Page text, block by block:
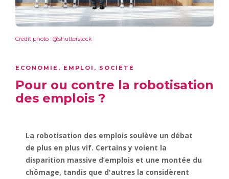
Crédit photo : @shutterstock
ECONOMIE , EMPLOI , SOCIÉTÉ
Pour ou contre la robotisation
des emplois ?
La robotisation des emplois soulève un débat
de plus en plus vif. Certains y voient la
disparition massive d’emplois et une montée du
chômage, tandis que d'autres la considèrent